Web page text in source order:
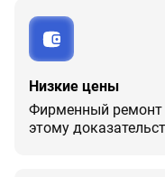
Низкие цены
Фирменный ремонт
этому